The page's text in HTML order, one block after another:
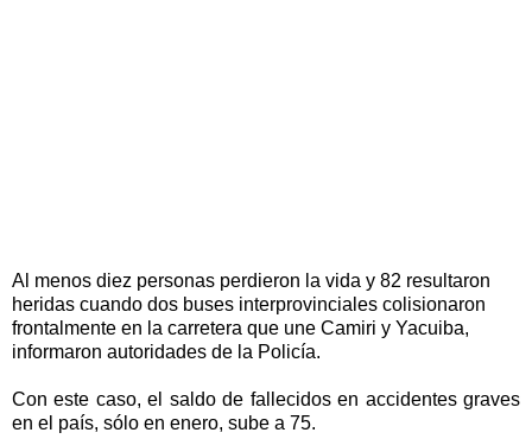
Al menos diez personas perdieron la vida y 82 resultaron
heridas cuando dos buses interprovinciales colisionaron
frontalmente en la carretera que une Camiri y Yacuiba,
informaron autoridades de la Policía.
Con este caso, el saldo de fallecidos en accidentes graves
en el país, sólo en enero, sube a 75.